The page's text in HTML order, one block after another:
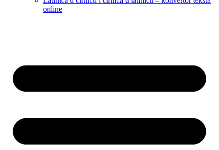
online